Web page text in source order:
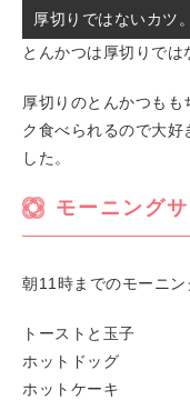
厚切りではないカツ
とんかつは厚切りでは
厚切りのとんかつも
ク食べられるので大好
した。
モーニング
朝11時までのモーニン
トーストと玉子
ホットドッグ
ホットケーキ